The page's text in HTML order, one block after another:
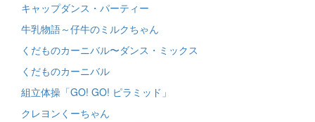
キャップダンス・パーティー
牛乳物語～仔牛のミルクちゃん
くだものカーニバル〜ダンス・ミックス
くだものカーニバル
組立体操「GO! GO! ピラミッド」
クレヨンくーちゃん